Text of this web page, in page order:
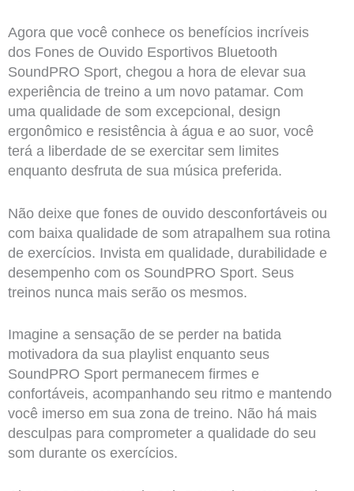
Agora que você conhece os benefícios incríveis
dos Fones de Ouvido Esportivos Bluetooth
SoundPRO Sport, chegou a hora de elevar sua
experiência de treino a um novo patamar. Com
uma qualidade de som excepcional, design
ergonômico e resistência à água e ao suor, você
terá a liberdade de se exercitar sem limites
enquanto desfruta de sua música preferida.
Não deixe que fones de ouvido desconfortáveis ou
com baixa qualidade de som atrapalhem sua rotina
de exercícios. Invista em qualidade, durabilidade e
desempenho com os SoundPRO Sport. Seus
treinos nunca mais serão os mesmos.
Imagine a sensação de se perder na batida
motivadora da sua playlist enquanto seus
SoundPRO Sport permanecem firmes e
confortáveis, acompanhando seu ritmo e mantendo
você imerso em sua zona de treino. Não há mais
desculpas para comprometer a qualidade do seu
som durante os exercícios.